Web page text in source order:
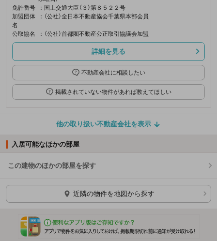
免許番号
：国土交通大臣（３）第８５２２号
加盟団体
名
：（公社）全日本不動産協会千葉県本部会員
公取協名 ：（公社）首都圏不動産公正取引協議会加盟
詳細を見る
不動産会社に相談したい
掲載されていない物件があれば教えてほしい
他の取り扱い不動産会社を表示
入居可能なほかの部屋
この建物のほかの部屋を探す
ほかの部屋を検索中…
近隣の物件を地図から探す